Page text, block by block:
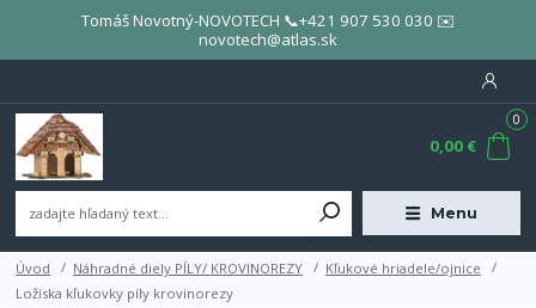
Tomáš Novotný-NOVOTECH 📞+421 907 530 030 ✉️
novotech@atlas.sk
Menu
0
0,00 €
Úvod Náhradné diely PÍLY/ KROVINOREZY
Kľukové hriadele/ojnice
Ložiska kľukovky píly krovinorezy